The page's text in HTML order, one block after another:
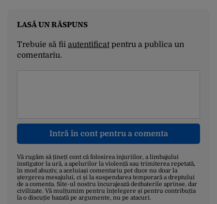
LASĂ UN RĂSPUNS
Trebuie să fii autentificatpentru a publica un
comentariu.
Intră în cont pentru a comenta
Vă rugăm să țineți cont că folosirea injuriilor, a limbajului
instigator la ură, a apelurilor la violență sau trimiterea repetată,
în mod abuziv, a aceluiași comentariu pot duce nu doar la
ștergerea mesajului, ci și la suspendarea temporară a dreptului
de a comenta. Site-ul nostru încurajează dezbaterile aprinse, dar
civilizate. Vă mulțumim pentru înțelegere și pentru contribuția
la o discuție bazată pe argumente, nu pe atacuri.